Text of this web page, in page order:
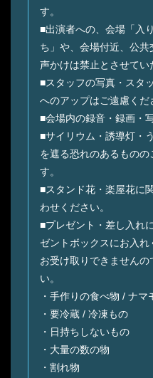
す。
■出演者への、会場「入
ち」や、会場付近、公共
声かけは禁止とさせてい
■スタッフの写真・スタ
へのアップはご遠慮くだ
■会場内の録音・録画・
■サイリウム・誘導灯・
を遮る恐れのあるもの
す。
■スタンド花・楽屋花に
わせください。
■プレゼント・差し入れ
ゼントボックスにお入
お受け取りできません
い。
・手作りの食べ物 / ナマ
・要冷蔵 / 冷凍もの
・日持ちしないもの
・大量の数の物
・割れ物